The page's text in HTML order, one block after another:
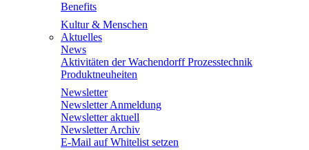
Benefits
Kultur & Menschen
Aktuelles
News
Aktivitäten der Wachendorff Prozesstechnik
Produktneuheiten
Newsletter
Newsletter Anmeldung
Newsletter aktuell
Newsletter Archiv
E-Mail auf Whitelist setzen